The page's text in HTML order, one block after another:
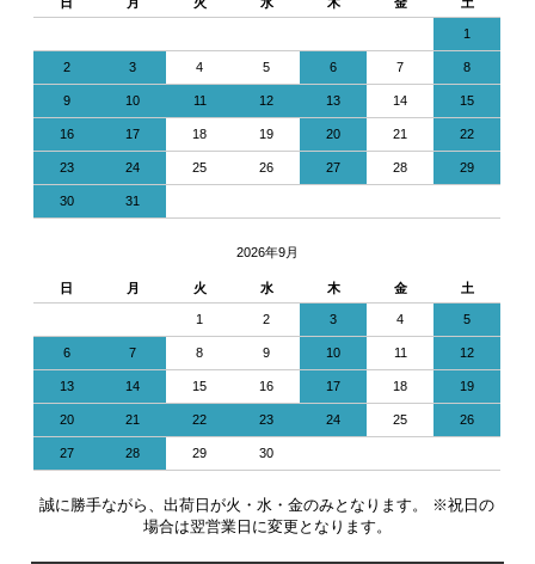
1
2 3 4 5 6 7 8
9 10 11 12 13 14 15
16 17 18 19 20 21 22
23 24 25 26 27 28 29
30 31
2026年9月
日 月 火 水 木 金 土
1 2 3 4 5
6 7 8 9 10 11 12
13 14 15 16 17 18 19
20 21 22 23 24 25 26
27 28 29 30
誠に勝手ながら、出荷日が火・水・金のみとなります。 ※祝日の
場合は翌営業日に変更となります。